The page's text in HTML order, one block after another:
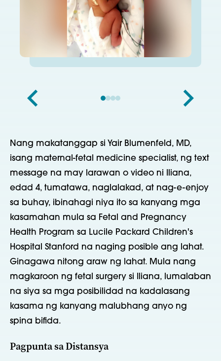
Nang makatanggap si Yair Blumenfeld, MD,
isang maternal-fetal medicine specialist, ng text
message na may larawan o video ni Iliana,
edad 4, tumatawa, naglalakad, at nag-e-enjoy
sa buhay, ibinahagi niya ito sa kanyang mga
kasamahan mula sa Fetal and Pregnancy
Health Program sa Lucile Packard Children's
Hospital Stanford na naging posible ang lahat.
Ginagawa nitong araw ng lahat. Mula nang
magkaroon ng fetal surgery si Iliana, lumalaban
na siya sa mga posibilidad na kadalasang
kasama ng kanyang malubhang anyo ng
spina bifida.
Pagpunta sa Distansya